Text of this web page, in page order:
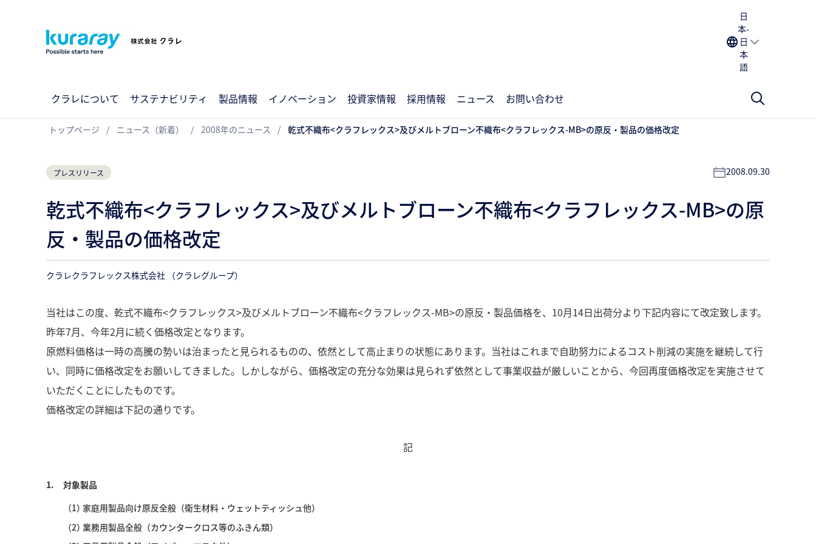
日
本-
日
本
語
クラレについて サステナビリティ 製品情報 イノベーション 投資家情報 採用情報 ニュース お問い合わせ
トップページ ニュース（新着） 2008年のニュース 乾式不織布<クラフレックス>及びメルトブローン不織布<クラフレックス-MB>の原反・製品の価格改定
プレスリリース 2008.09.30
乾式不織布<クラフレックス>及びメルトブローン不織布<クラフレックス-MB>の原
反・製品の価格改定
クラレクラフレックス株式会社 （クラレグループ）
当社はこの度、乾式不織布<クラフレックス>及びメルトブローン不織布<クラフレックス-MB>の原反・製品価格を、10月14日出荷分より下記内容にて改定致します。
昨年7月、今年2月に続く価格改定となります。
原燃料価格は一時の高騰の勢いは治まったと見られるものの、依然として高止まりの状態にあります。当社はこれまで自助努力によるコスト削減の実施を継続して行
い、同時に価格改定をお願いしてきました。しかしながら、価格改定の充分な効果は見られず依然として事業収益が厳しいことから、今回再度価格改定を実施させて
いただくことにしたものです。
価格改定の詳細は下記の通りです。
記
1.
対象製品
（1）家庭用製品向け原反全般（衛生材料・ウェットティッシュ他）
（2）業務用製品全般（カウンタークロス等のふきん類）